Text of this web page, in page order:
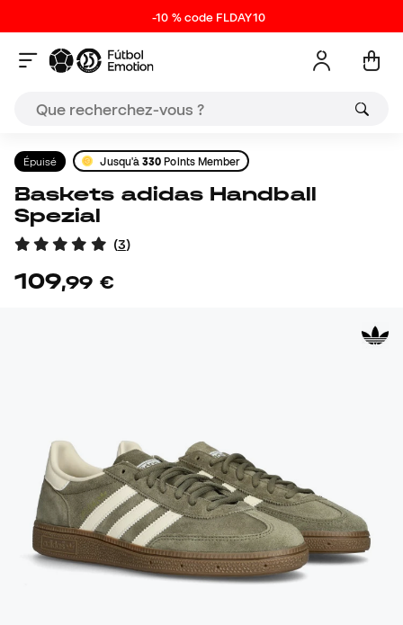
-10 % code FLDAY10
Épuisé Jusqu'à330 Points Member
Baskets adidas Handball
Spezial
(3)
109,99 €